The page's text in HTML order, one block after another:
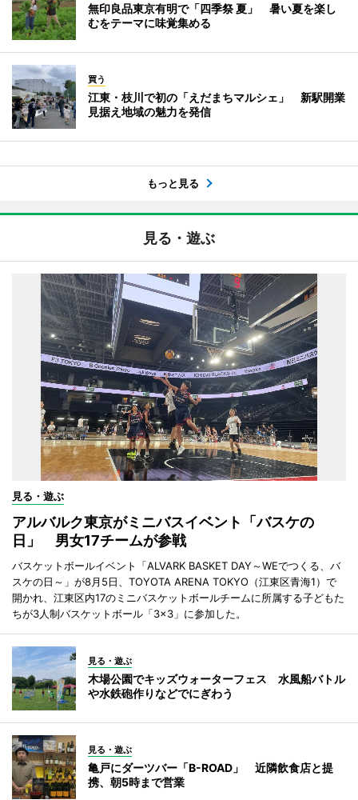
無印良品東京有明で「四季祭 夏」 暑い夏を楽し
むをテーマに味覚集める
買う
江東・枝川で初の「えだまちマルシェ」 新駅開業
見据え地域の魅力を発信
もっと見る
見る・遊ぶ
見る・遊ぶ
アルバルク東京がミニバスイベント「バスケの
日」 男女17チームが参戦
バスケットボールイベント「ALVARK BASKET DAY～WEでつくる、バ
スケの日～」が8月5日、TOYOTA ARENA TOKYO（江東区青海1）で
開かれ、江東区内17のミニバスケットボールチームに所属する子どもた
ちが3人制バスケットボール「3×3」に参加した。
見る・遊ぶ
木場公園でキッズウォーターフェス 水風船バトル
や水鉄砲作りなどでにぎわう
見る・遊ぶ
亀戸にダーツバー「B-ROAD」 近隣飲食店と提
携、朝5時まで営業